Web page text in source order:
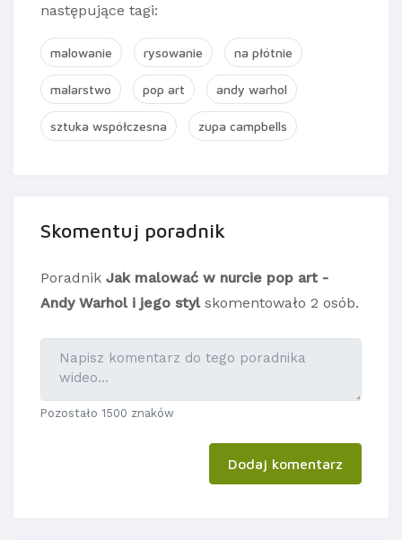
następujące tagi:
malowanie rysowanie na płótnie
malarstwo pop art andy warhol
sztuka współczesna zupa campbells
Skomentuj poradnik
Poradnik Jak malować w nurcie pop art -
Andy Warhol i jego stylskomentowało 2 osób.
Pozostało 1500 znaków
Dodaj komentarz